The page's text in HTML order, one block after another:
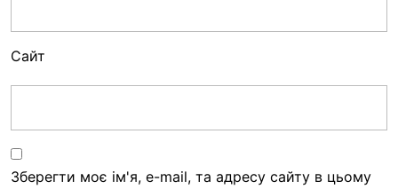
Сайт
Зберегти моє ім'я, e-mail, та адресу сайту в цьому